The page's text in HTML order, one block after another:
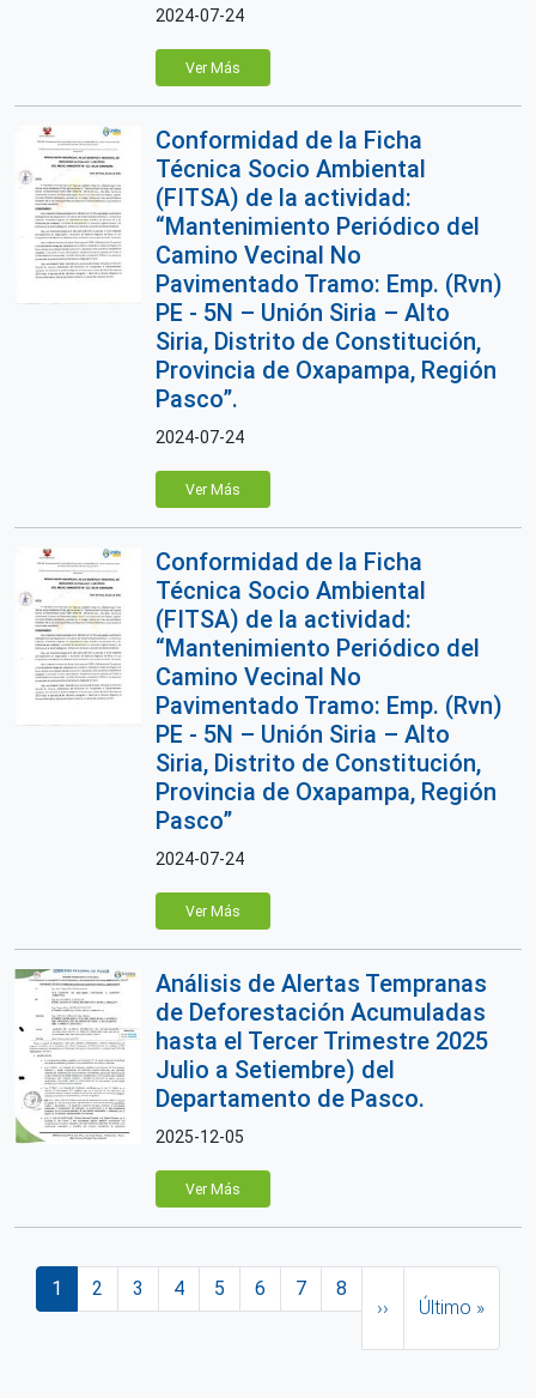
2024-07-24
Ver Más
Conformidad de la Ficha
Técnica Socio Ambiental
(FITSA) de la actividad:
“Mantenimiento Periódico del
Camino Vecinal No
Pavimentado Tramo: Emp. (Rvn)
PE - 5N – Unión Siria – Alto
Siria, Distrito de Constitución,
Provincia de Oxapampa, Región
Pasco”.
2024-07-24
Ver Más
Conformidad de la Ficha
Técnica Socio Ambiental
(FITSA) de la actividad:
“Mantenimiento Periódico del
Camino Vecinal No
Pavimentado Tramo: Emp. (Rvn)
PE - 5N – Unión Siria – Alto
Siria, Distrito de Constitución,
Provincia de Oxapampa, Región
Pasco”
2024-07-24
Ver Más
Análisis de Alertas Tempranas
de Deforestación Acumuladas
hasta el Tercer Trimestre 2025
Julio a Setiembre) del
Departamento de Pasco.
2025-12-05
Ver Más
Paginación
Página actual
1 Página
2 Página
3 Página
4 Página
5 Página
6 Página
7 Página
8
››
Último »